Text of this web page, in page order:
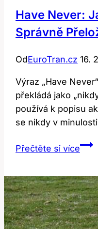
Have Never:
Správně
OdEuroTran.cz 16.
Výraz „Have
překládá jako
používá k popisu
se nikdy v
Přečtěte si víceHave